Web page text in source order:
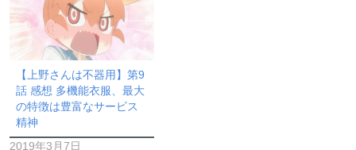
【上野さんは不器用】第9
話 感想 多機能衣服、最大
の特徴は豊富なサービス
精神
2019年3月7日